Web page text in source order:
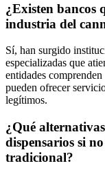
¿Existen bancos
industria del
Sí, han surgido
especializadas que
entidades
pueden ofrecer
legítimos.
¿Qué
dispensarios si
tradicional?